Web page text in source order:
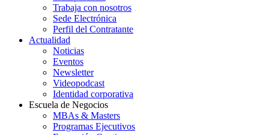
Trabaja con nosotros
Sede Electrónica
Perfil del Contratante
Actualidad
Noticias
Eventos
Newsletter
Videopodcast
Identidad corporativa
Escuela de Negocios
MBAs & Masters
Programas Ejecutivos